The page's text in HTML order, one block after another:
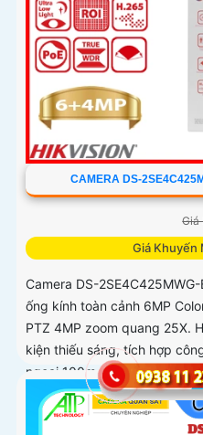
CAMERA DS-
Giá
Giá Khuyến
Camera DS-
ống kính toàn cảnh 6MP
PTZ 4MP zoom quang 25X.
kiện thiếu sáng, tích hợp
ngoại 100m, đèn trắng 30m,
và chuẩn nén H